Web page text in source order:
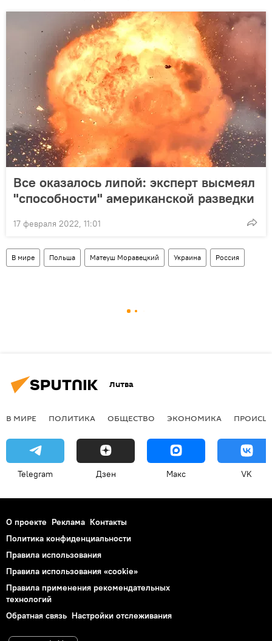
Все оказалось липой: эксперт высмеял
"способности" американской разведки
17 февраля 2022, 11:01
В мире Польша Матеуш Моравецкий Украина Россия
Литва
В МИРЕ ПОЛИТИКА ОБЩЕСТВО ЭКОНОМИКА
Telegram Дзен Макс VK
О проекте Реклама Контакты
Политика конфиденциальности
Правила использования
Правила использования «cookie»
Правила применения рекомендательных
технологий
Обратная связь Настройки отслеживания